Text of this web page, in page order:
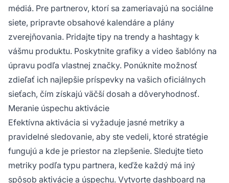
médiá. Pre partnerov, ktorí sa zameriavajú na sociálne
siete, pripravte obsahové kalendáre a plány
zverejňovania. Pridajte tipy na trendy a hashtagy k
vášmu produktu. Poskytnite grafiky a video šablóny na
úpravu podľa vlastnej značky. Ponúknite možnosť
zdieľať ich najlepšie príspevky na vašich oficiálnych
sieťach, čím získajú väčší dosah a dôveryhodnosť.
Meranie úspechu aktivácie
Efektívna aktivácia si vyžaduje jasné metriky a
pravidelné sledovanie, aby ste vedeli, ktoré stratégie
fungujú a kde je priestor na zlepšenie. Sledujte tieto
metriky podľa typu partnera, keďže každý má iný
spôsob aktivácie a úspechu. Vytvorte dashboard na